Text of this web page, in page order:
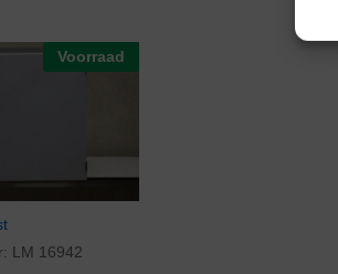
Voorraad
LM 16942